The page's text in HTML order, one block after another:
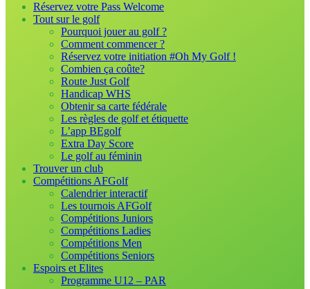
Réservez votre Pass Welcome
Tout sur le golf
Pourquoi jouer au golf ?
Comment commencer ?
Réservez votre initiation #Oh My Golf !
Combien ça coûte?
Route Just Golf
Handicap WHS
Obtenir sa carte fédérale
Les règles de golf et étiquette
L’app BEgolf
Extra Day Score
Le golf au féminin
Trouver un club
Compétitions AFGolf
Calendrier interactif
Les tournois AFGolf
Compétitions Juniors
Compétitions Ladies
Compétitions Men
Compétitions Seniors
Espoirs et Elites
Programme U12 – PAR